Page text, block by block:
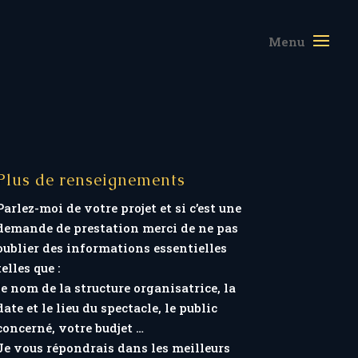
de renseignements
moi de votre projet et si c’est une
de prestation merci de ne pas
des informations essentielles
que :
nom de la structure organisatrice, la
et le lieu du spectacle, le public
votre budjet …
vous répondrais dans les meilleurs